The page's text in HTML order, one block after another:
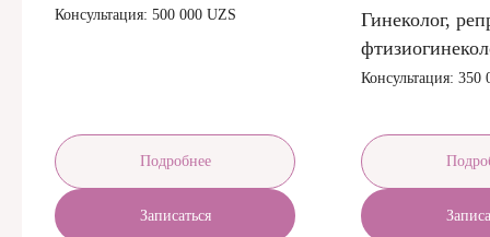
Консультация: 500 000 UZS
Подробнее
Записаться
Гинеколог,
Консультация: 350